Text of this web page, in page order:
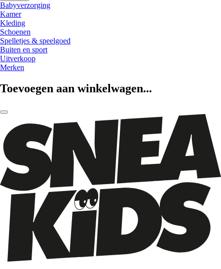
Babyverzorging
Kamer
Kleding
Schoenen
Spelletjes & speelgoed
Buiten en sport
Uitverkoop
Merken
Toevoegen aan winkelwagen...